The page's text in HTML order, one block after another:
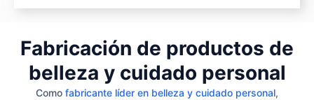
Fabricación de productos de
belleza y cuidado personal
Como fabricante líder en belleza y cuidado personal,